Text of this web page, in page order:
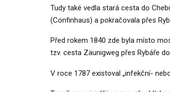
Tudy také vedla stará cesta do
(Confinhaus) a pokračovala přes
Před rokem 1840 zde byla místo
tzv. cesta Zäunigweg přes Rybáře
V roce 1787 existoval „infekční-